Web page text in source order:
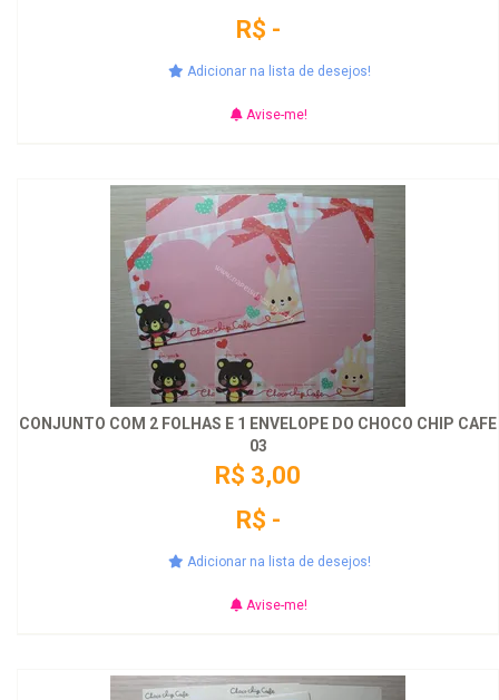
R$ -
Adicionar na lista de desejos!
Avise-me!
CONJUNTO COM 2 FOLHAS E 1 ENVELOPE DO CHOCO CHIP CAFE
03
R$ 3,00
R$ -
Adicionar na lista de desejos!
Avise-me!